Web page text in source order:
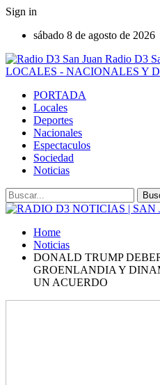
Sign in
sábado 8 de agosto de 2026
Radio D3
LOCALES - NACIONALES Y
PORTADA
Locales
Deportes
Nacionales
Espectaculos
Sociedad
Noticias
Home
Noticias
DONALD TRUMP
GROENLANDIA Y
UN ACUERDO